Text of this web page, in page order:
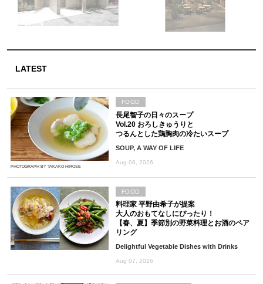
LATEST
PHOTOGRAPH BY TAKAKO HIROSE
長尾智子の日々のスープ
Vol.20 おろしきゅうりと
つるんとした鶏胸肉の冷たいスープ
SOUP, A WAY OF LIFE
Aug 08, 2026
FOOD
料理家 平野由希子が提案
大人のおもてなしにぴったり！
【春、夏】季節別の野菜料理とお酒のペア
リング
Delightful Vegetable Dishes with Drinks
Aug 07, 2026
FOOD